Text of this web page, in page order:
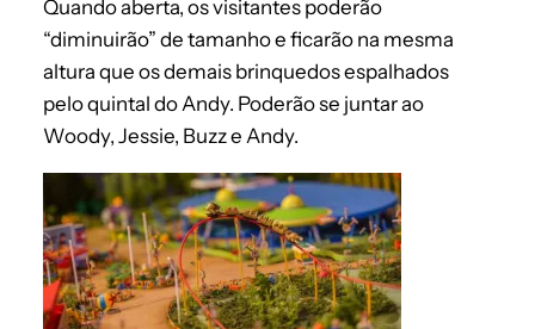
Quando aberta, os visitantes poderão
“diminuirão” de tamanho e ficarão na mesma
altura que os demais brinquedos espalhados
pelo quintal do Andy. Poderão se juntar ao
Woody, Jessie, Buzz e Andy.